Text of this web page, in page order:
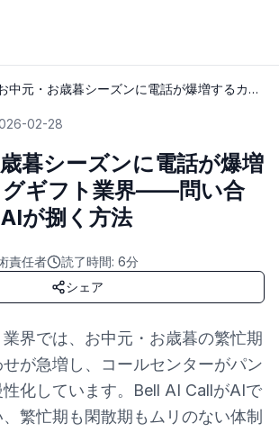
中元・お歳暮シーズンに電話が爆増するカタ
法 02-28
暮シーズンに電話が爆増
グギフト業界——問い合
が捌く方法
責任者 読了時間: 6分
シェア
界では、お中元・お歳暮の繁忙期
が急増し、コールセンターがパン
化しています。Bell AI CallがAIで
繁忙期も閑散期もムリのない体制